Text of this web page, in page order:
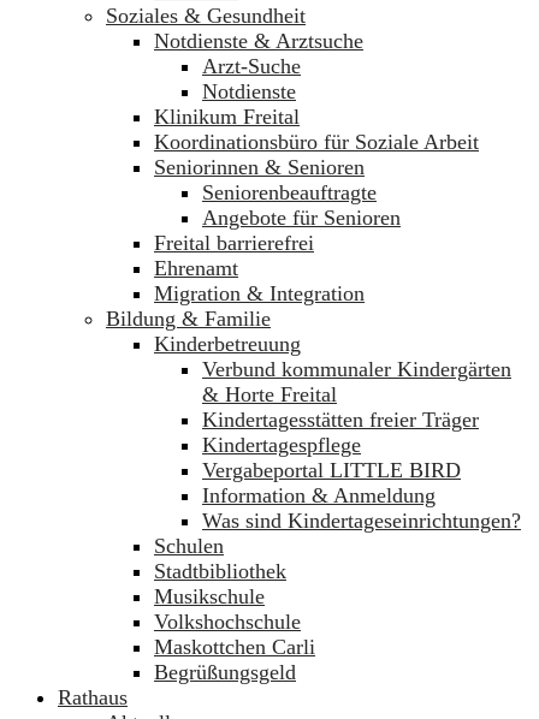
Soziales & Gesundheit
Notdienste & Arztsuche
Arzt-Suche
Notdienste
Klinikum Freital
Koordinationsbüro für Soziale Arbeit
Seniorinnen & Senioren
Seniorenbeauftragte
Angebote für Senioren
Freital barrierefrei
Ehrenamt
Migration & Integration
Bildung & Familie
Kinderbetreuung
Verbund kommunaler Kindergärten
& Horte Freital
Kindertagesstätten freier Träger
Kindertagespflege
Vergabeportal LITTLE BIRD
Information & Anmeldung
Was sind Kindertageseinrichtungen?
Schulen
Stadtbibliothek
Musikschule
Volkshochschule
Maskottchen Carli
Begrüßungsgeld
Rathaus